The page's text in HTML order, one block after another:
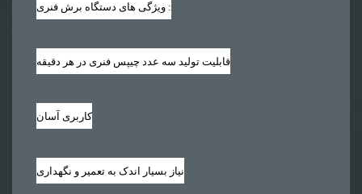
ویژگی های دستگاه برش فنری :
قابلیت تولید سه عدد چیپس فنری در هر دقیقه
کاربری آسان
نیاز بسیار اندک به تعمیر و نگهداری